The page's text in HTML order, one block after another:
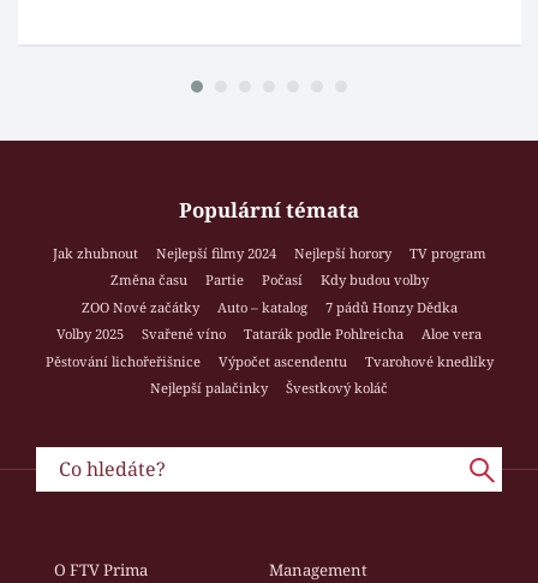
Populární témata
Jak zhubnout Nejlepší filmy 2024 Nejlepší horory
TV program
Změna času
Partie Počasí
Kdy budou volby
ZOO Nové začátky
Auto – katalog
7 pádů Honzy Dědka
Volby 2025
Svařené víno Tatarák podle Pohlreicha
Aloe vera
Pěstování lichořeřišnice
Výpočet ascendentu
Tvarohové knedlíky
Nejlepší palačinky
Švestkový koláč
O FTV Prima
Management